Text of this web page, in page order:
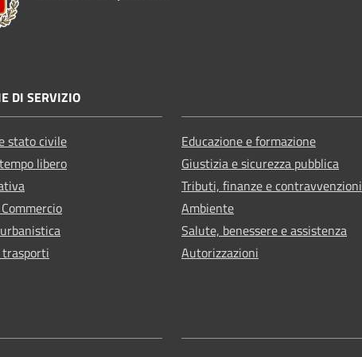
DI SERVIZIO
stato civile
libero
Educazione e formazione
Giustizia e sicurezza pubblica
Tributi, finanze e contravvenzioni
Ambiente
Salute, benessere e assistenza
Autorizzazioni